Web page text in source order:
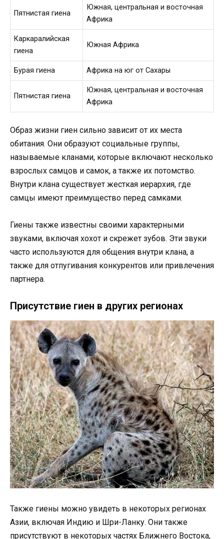
Пятнистая гиена
Южная, центральная и восточная
Африка
Каркаралийская
гиена
Южная Африка
Бурая гиена Африка на юг от Сахары
Пятнистая гиена
Южная, центральная и восточная
Африка
Образ жизни гиен сильно зависит от их места
обитания. Они образуют социальные группы,
называемые кланами, которые включают несколько
взрослых самцов и самок, а также их потомство.
Внутри клана существует жесткая иерархия, где
самцы имеют преимущество перед самками.
Гиены также известны своими характерными
звуками, включая хохот и скрежет зубов. Эти звуки
часто используются для общения внутри клана, а
также для отпугивания конкурентов или привлечения
партнера.
Присутствие гиен в других регионах
Также гиены можно увидеть в некоторых регионах
Азии, включая Индию и Шри-Ланку. Они также
присутствуют в некоторых частях Ближнего Востока,